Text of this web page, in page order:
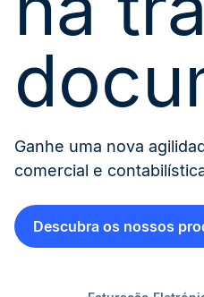
Ganhe uma nova
comercial e
Descubra os nossos